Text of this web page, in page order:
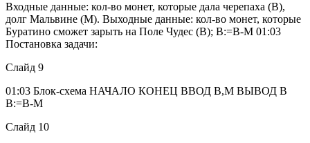
Входные данные: кол-во монет, которые дала черепаха (В),
долг Мальвине (М). Выходные данные: кол-во монет, которые
Буратино сможет зарыть на Поле Чудес (В); B:=B-M 01:03
Постановка задачи:
Слайд 9
01:03 Блок-схема НАЧАЛО КОНЕЦ ВВОД В,М ВЫВОД В
В:=В-М
Слайд 10